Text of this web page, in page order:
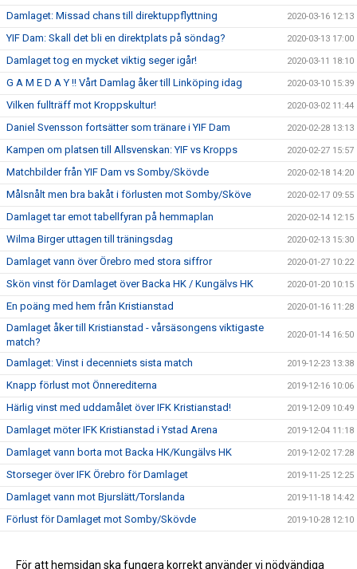
Damlaget: Missad chans till direktuppflyttning 2020-03-16 12:13
YIF Dam: Skall det bli en direktplats på söndag? 2020-03-13 17:00
Damlaget tog en mycket viktig seger igår! 2020-03-11 18:10
G A M E D A Y !! Vårt Damlag åker till Linköping idag 2020-03-10 15:39
Vilken fullträff mot Kroppskultur! 2020-03-02 11:44
Daniel Svensson fortsätter som tränare i YIF Dam 2020-02-28 13:13
Kampen om platsen till Allsvenskan: YIF vs Kropps 2020-02-27 15:57
Matchbilder från YIF Dam vs Somby/Skövde 2020-02-18 14:20
Målsnålt men bra bakåt i förlusten mot Somby/Sköve 2020-02-17 09:55
Damlaget tar emot tabellfyran på hemmaplan 2020-02-14 12:15
Wilma Birger uttagen till träningsdag 2020-02-13 15:30
Damlaget vann över Örebro med stora siffror 2020-01-27 10:22
Skön vinst för Damlaget över Backa HK / Kungälvs HK 2020-01-20 10:15
En poäng med hem från Kristianstad 2020-01-16 11:28
Damlaget åker till Kristianstad - vårsäsongens viktigaste
match?
2020-01-14 16:50
Damlaget: Vinst i decenniets sista match 2019-12-23 13:38
Knapp förlust mot Önnerediterna 2019-12-16 10:06
Härlig vinst med uddamålet över IFK Kristianstad! 2019-12-09 10:49
Damlaget möter IFK Kristianstad i Ystad Arena 2019-12-04 11:18
Damlaget vann borta mot Backa HK/Kungälvs HK 2019-12-02 17:28
Storseger över IFK Örebro för Damlaget 2019-11-25 12:25
Damlaget vann mot Bjurslätt/Torslanda 2019-11-18 14:42
Förlust för Damlaget mot Somby/Skövde 2019-10-28 12:10
Storvinst mot RP Linköping i hemmapremiären 2019-10-07 11:07
För att hemsidan ska fungera korrekt använder vi nödvändiga